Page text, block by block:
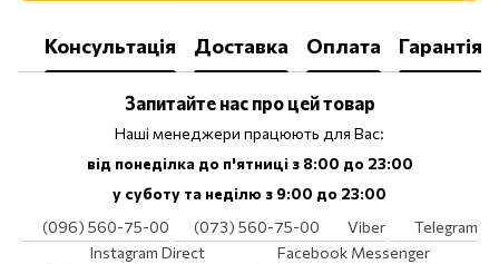
Консультація Доставка Оплата Гарантія
Запитайте нас про цей товар
Наші менеджери працюють для Вас:
від понеділка до п'ятниці з 8:00 до 23:00
у суботу та неділю з 9:00 до 23:00
(096) 560-75-00
(073) 560-75-00 Viber
Telegram
Instagram Direct
Facebook Messenger